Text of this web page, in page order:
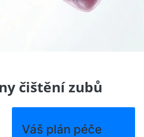
čištění zubů
Váš plán péče